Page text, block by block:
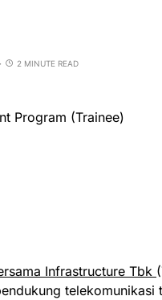
2 MINUTE READ
Infrastructure Tbk
telekomunikasi